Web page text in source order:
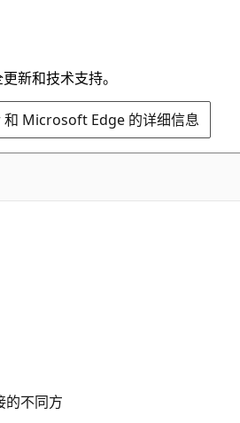
新和技术支持。
Microsoft Edge 的详细信息
的不同方